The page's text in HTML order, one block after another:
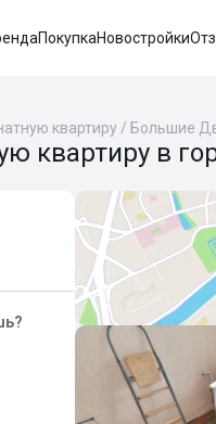
ПокупкаНовостройки
квартиру / Большие
квартиру в